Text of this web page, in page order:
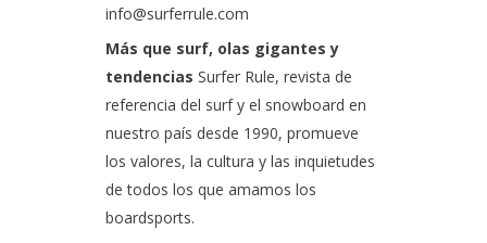
info@surferrule.com
Más que surf, olas gigantes y
tendencias Surfer Rule, revista de
referencia del surf y el snowboard en
nuestro país desde 1990, promueve
los valores, la cultura y las inquietudes
de todos los que amamos los
boardsports.